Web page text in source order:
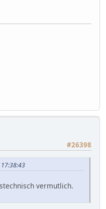
#26398
vermutlich.